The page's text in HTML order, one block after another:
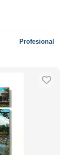
Profesional